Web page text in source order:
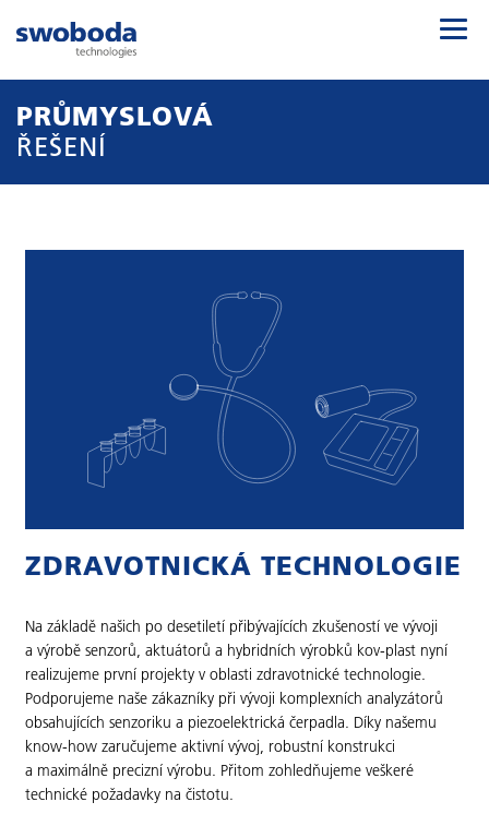
PRŮMYSLOVÁ
ŘEŠENÍ
ZDRAVOTNICKÁ TECHNOLOGIE
Na základě našich po desetiletí přibývajících zkušeností ve vývoji
a výrobě senzorů, aktuátorů a hybridních výrobků kov-plast nyní
realizujeme první projekty v oblasti zdravotnické technologie.
Podporujeme naše zákazníky při vývoji komplexních analyzátorů
obsahujících senzoriku a piezoelektrická čerpadla. Díky našemu
know-how zaručujeme aktivní vývoj, robustní konstrukci
a maximálně precizní výrobu. Přitom zohledňujeme veškeré
technické požadavky na čistotu.